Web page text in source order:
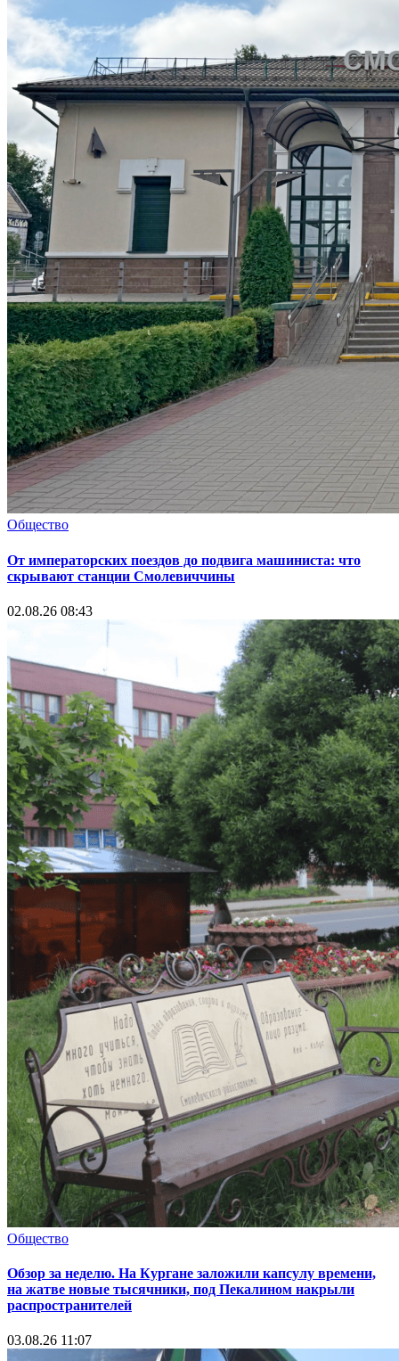
Общество
От императорских поездов до подвига машиниста: что
скрывают станции Смолевиччины
02.08.26 08:43
Общество
Обзор за неделю. На Кургане заложили капсулу времени,
на жатве новые тысячники, под Пекалином накрыли
распространителей
03.08.26 11:07